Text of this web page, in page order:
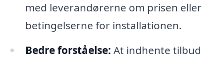
med leverandørerne om prisen eller
betingelserne for installationen.
Bedre forståelse: At indhente tilbud